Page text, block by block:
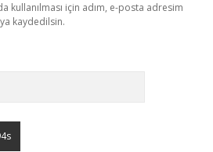
kullanılması için adım, e-posta adresim
kaydedilsin.